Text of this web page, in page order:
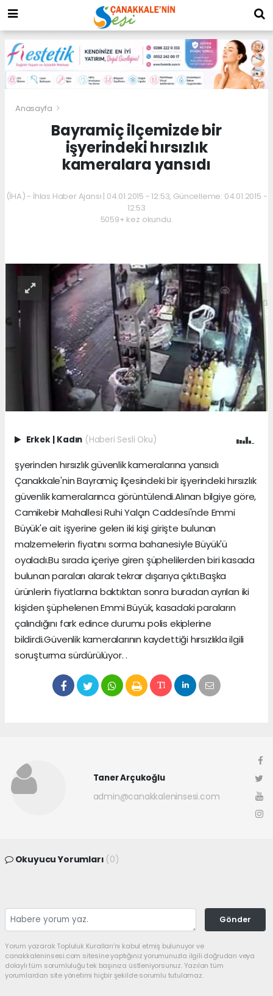
Anasayfa
Bayramiç ilçemizde bir
işyerindeki hırsızlık
kameralara yansıdı
(İHA) - İhlas Haber Ajansı | 04.01.2015 - 12:53, Güncelleme: 04.01.2015 -
12:53
5059+ kez okundu.
Erkek | Kadın (Haberi Sesli Oku)
şyerinden hırsızlık güvenlik kameralarına yansıdı
Çanakkale'nin Bayramiç ilçesindeki bir işyerindeki hırsızlık
güvenlik kameralarınca görüntülendi.Alınan bilgiye göre,
Camikebir Mahallesi Ruhi Yalçın Caddesi'nde Emmi
Büyük'e ait işyerine gelen iki kişi girişte bulunan
malzemelerin fiyatını sorma bahanesiyle Büyük'ü
oyaladı.Bu sırada içeriye giren şüphelilerden biri kasada
bulunan paraları alarak tekrar dışarıya çıktı.Başka
ürünlerin fiyatlarına baktıktan sonra buradan ayrılan iki
kişiden şüphelenen Emmi Büyük, kasadaki paraların
çalındığını fark edince durumu polis ekiplerine
bildirdi.Güvenlik kameralarının kaydettiği hırsızlıkla ilgili
soruşturma sürdürülüyor. .
Taner Arçukoğlu
admin@canakkaleninsesi.com
Okuyucu Yorumları (0)
Gönder
Yorum yazarak Topluluk Kuralları’nı kabul etmiş bulunuyor ve
canakkaleninsesi.com sitesine yaptığınız yorumunuzla ilgili doğrudan veya
dolaylı tüm sorumluluğu tek başınıza üstleniyorsunuz. Yazılan tüm
yorumlardan site yönetimi hiçbir şekilde sorumlu tutulamaz.